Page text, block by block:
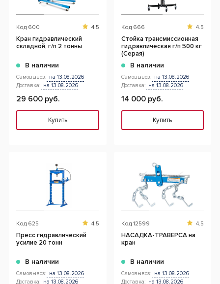
Код 600 4.5
Кран гидравлический
складной, г/п 2 тонны
В наличии
Самовывоз: на 13.08.2026
Доставка: на 13.08.2026
29 600 руб.
Купить
Код 666 4.5
Cтойка трансмиссионная
гидравлическая г/п 500 кг
(Серая)
В наличии
Самовывоз: на 13.08.2026
Доставка: на 13.08.2026
14 000 руб.
Купить
Код 625 4.5
Пресс гидравлический
усилие 20 тонн
В наличии
Самовывоз: на 13.08.2026
Доставка: на 13.08.2026
Код 12599 4.5
НАСАДКА-ТРАВЕРСА на
кран
В наличии
Самовывоз: на 13.08.2026
Доставка: на 13.08.2026